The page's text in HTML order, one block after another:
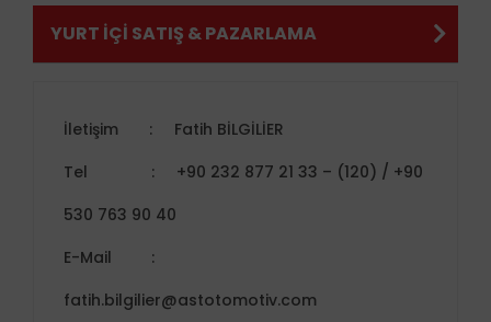
YURT İÇİ SATIŞ & PAZARLAMA
İletişim :
Fatih BİLGİLİER
Tel
:
+90 232 877 21 33 – (120) / +90
530 763 90 40
E-Mail
:
fatih.bilgilier@astotomotiv.com